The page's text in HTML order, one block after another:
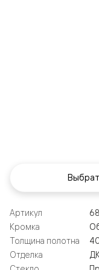
Артикул
Кромка
Толщина полотна
Отделка